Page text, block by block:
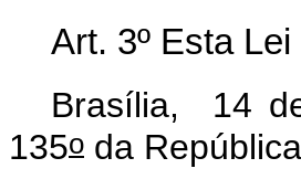
Art. 3º Esta
Brasília, 14
135o da